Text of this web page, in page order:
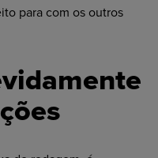
para com os outros